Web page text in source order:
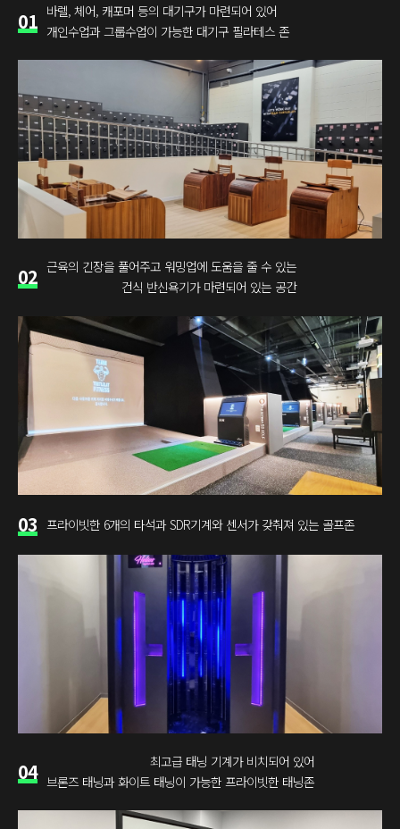
01 바렐, 체어, 캐포머 등의 대기구가 마련되어 있어
개인수업과 그룹수업이 가능한 대기구 필라테스 존
02 근육의 긴장을 풀어주고 워밍업에 도움을 줄 수 있는
건식 반신욕기가 마련되어 있는 공간
03 프라이빗한 6개의 타석과 SDR기계와 센서가 갖춰져 있는 골프존
04
최고급 태닝 기계가 비치되어 있어
브론즈 태닝과 화이트 태닝이 가능한 프라이빗한 태닝존